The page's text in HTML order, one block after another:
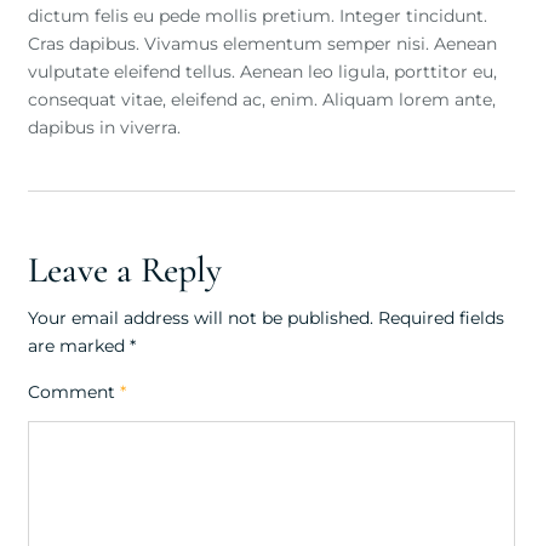
dictum felis eu pede mollis pretium. Integer tincidunt.
Cras dapibus. Vivamus elementum semper nisi. Aenean
vulputate eleifend tellus. Aenean leo ligula, porttitor eu,
consequat vitae, eleifend ac, enim. Aliquam lorem ante,
dapibus in viverra.
Leave a Reply
Your email address will not be published. Required fields
are marked *
Comment *